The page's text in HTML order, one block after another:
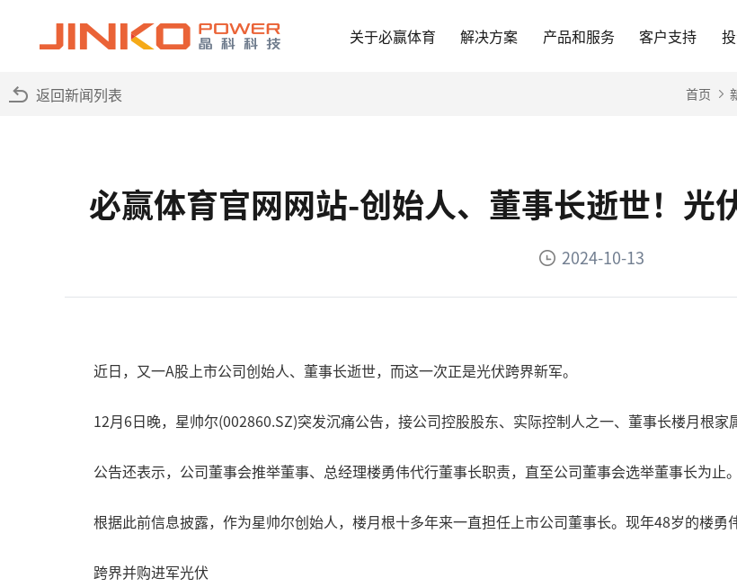
关于必赢体育 解决方案 产品和服务 客户支持
返回新闻列表 首页
必赢体育官网网站-创始人、董事长逝世！光
2024-10-13
近日，又一A股上市公司创始人、董事长逝世，而这一次正是光伏跨界新军。
12月6日晚，星帅尔(002860.SZ)突发沉痛公告，接公司控股股东、实际控制人之一、董事长楼月根家
公告还表示，公司董事会推举董事、总经理楼勇伟代行董事长职责，直至公司董事会选举董事长为止。
根据此前信息披露，作为星帅尔创始人，楼月根十多年来一直担任上市公司董事长。现年48岁的楼勇
跨界并购进军光伏